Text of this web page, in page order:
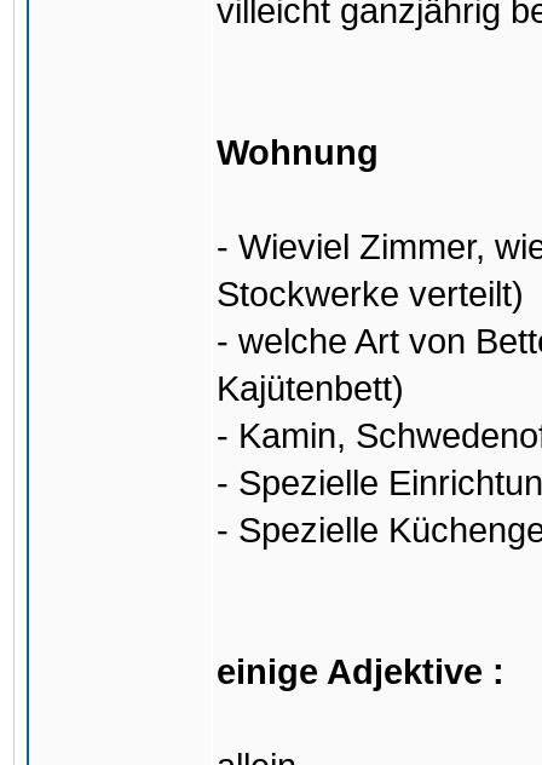
villeicht ganzjährig
Wohnung
- Wieviel Zimmer,
Stockwerke verteilt)
- welche Art von
Kajütenbett)
- Kamin,
- Spezielle
- Spezielle
einige Adjektive :